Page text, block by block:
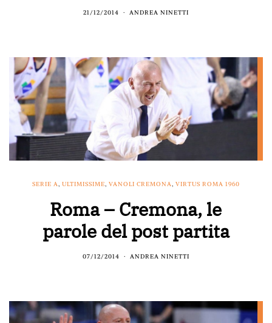
21/12/2014 ANDREA NINETTI
SERIE A, ULTIMISSIME, VANOLI CREMONA, VIRTUS ROMA 1960
Roma – Cremona, le
parole del post partita
07/12/2014 ANDREA NINETTI